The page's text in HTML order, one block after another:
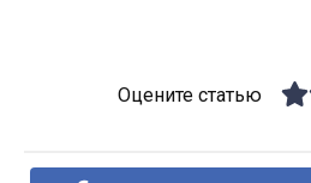
Оцените статью